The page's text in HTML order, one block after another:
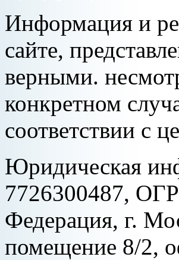
Информация и
сайте,
верными.
конкретном
соответствии с
Юридическая
7726300487,
Федерация, г.
помещение 8/2,